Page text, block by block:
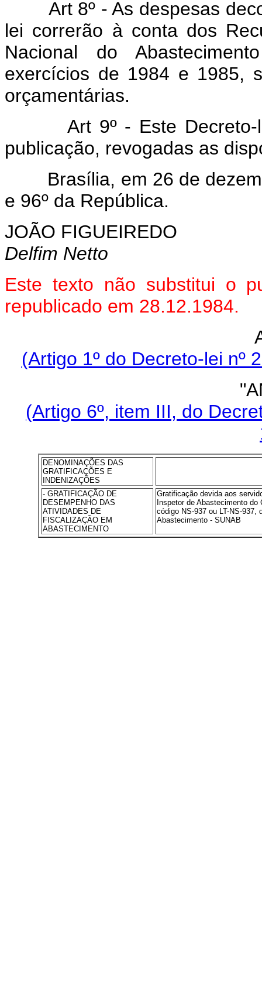
Art 8º - As despesas
lei correrão à conta dos
Nacional do
exercícios de 1984 e 1985,
orçamentárias.
Art 9º - Este Decreto-lei
publicação, revogadas as
Brasília, em 26 de
e 96º da República.
JOÃO FIGUEIREDO
Delfim Netto
Este texto não substitui o
republicado em 28.12.1984.
(Artigo 1º do Decreto-lei nº
(Artigo 6º, item III, do
DENOMINAÇÕES DAS
GRATIFICAÇÕES E
INDENIZAÇÕES
- GRATIFICAÇÃO DE
DESEMPENHO DAS
ATIVIDADES DE
FISCALIZAÇÃO EM
ABASTECIMENTO
Gratificação devida aos
Inspetor de Abastecimento
código NS-937 ou LT-NS-937,
Abastecimento - SUNAB